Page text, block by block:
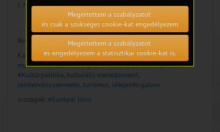
I: https://eures.ec.europa.eu/eu-talent-pool-pilot_en
Rovat:
ÁLLÁSLEHETŐSÉGEK
Kapcsolódó témák:#Új technológiák, digitális technika,
multimédia, szoftver, digitális kultúra, on-line művészet
#Kultúrpolitika, kulturális menedzsment,
rendezvényszervezés, turizmus, idegenforgalom
országok: #Európai Unió
Megértettem a szabályzatot
és csak a szükséges cookie-kat engedélyezem
Megértettem a szabályzatot
és engedélyezem a statisztikai cookie-kat is.